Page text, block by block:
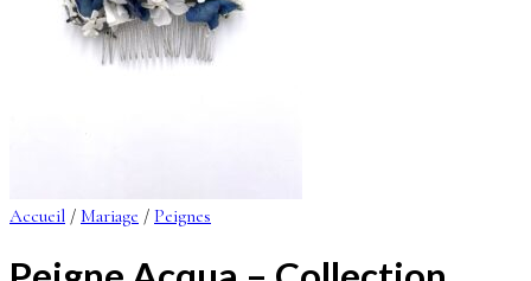
Accueil / Mariage / Peignes